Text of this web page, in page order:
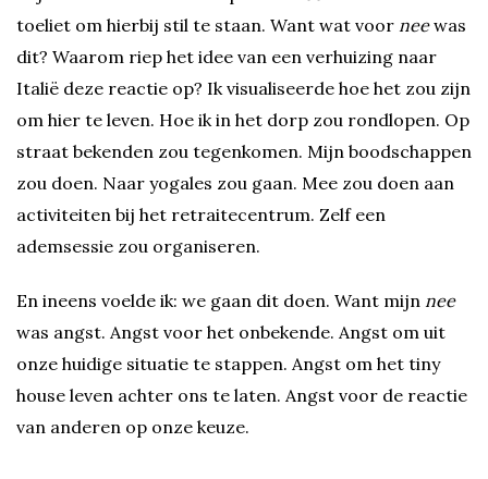
toeliet om hierbij stil te staan. Want wat voor neewas
dit? Waarom riep het idee van een verhuizing naar
Italië deze reactie op? Ik visualiseerde hoe het zou zijn
om hier te leven. Hoe ik in het dorp zou rondlopen. Op
straat bekenden zou tegenkomen. Mijn boodschappen
zou doen. Naar yogales zou gaan. Mee zou doen aan
activiteiten bij het retraitecentrum. Zelf een
ademsessie zou organiseren.
En ineens voelde ik: we gaan dit doen. Want mijn nee
was angst. Angst voor het onbekende. Angst om uit
onze huidige situatie te stappen. Angst om het tiny
house leven achter ons te laten. Angst voor de reactie
van anderen op onze keuze.